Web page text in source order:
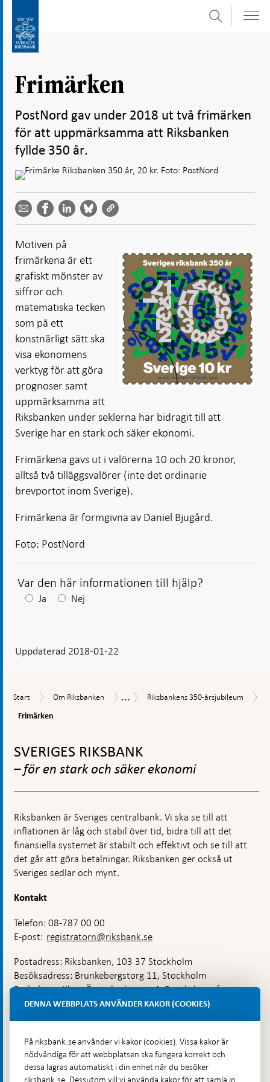
direkt
undersidor
Sök
Frimärken
PostNord gav under 2018 ut två frimärken
för att uppmärksamma att Riksbanken
fyllde 350 år.
Dela
email -
Öppnas
i ny flik
Dela på
Facebook
- Öppnas
Dela på
LinkedIn
-
Öppnas
i ny flik
på
Bluesky
-
i ny flik
på
Twitter
-
Motiven på
frimärkena är ett
grafiskt mönster av
siffror och
matematiska tecken
som på ett
konstnärligt sätt ska
visa ekonomens
verktyg för att göra
prognoser samt
uppmärksamma att
Riksbanken under seklerna har bidragit till att
Sverige har en stark och säker ekonomi.
Frimärkena gavs ut i valörerna 10 och 20 kronor,
alltså två tilläggsvalörer (inte det ordinarie
brevportot inom Sverige).
Frimärkena är formgivna av Daniel Bjugård.
Foto: PostNord
Var den här informationen till hjälp?
Efter
visas
Ja Nej
Uppdaterad 2018-01-22
Start
Start
Om
Om Riksbanken Historia
...
Riksbankens
Riksbankens 350-årsjubileum
Frimärken
Frimärken
toppnavigation
SVERIGES RIKSBANK
– för en stark och säker ekonomi
Riksbanken är Sveriges centralbank. Vi ska se till att
inflationen är låg och stabil över tid, bidra till att det
finansiella systemet är stabilt och effektivt och se till att
det går att göra betalningar. Riksbanken ger också ut
Sveriges sedlar och mynt.
Kontakt
Telefon: 08-787 00 00
E-post: registratorn@riksbank.se
Postadress: Riksbanken, 103 37 Stockholm
Besöksadress: Brunkebergstorg 11, Stockholm
Budadress: Klara Östra kyrkogata 4, Brunkebergsfaret,
Lastplats 6
Hitta direkt
DENNA WEBBPLATS ANVÄNDER KAKOR (COOKIES)
På riksbank.se använder vi kakor (cookies). Vissa kakor är
nödvändiga för att webbplatsen ska fungera korrekt och
dessa lagras automatiskt i din enhet när du besöker
riksbank.se. Dessutom vill vi använda kakor för att samla in